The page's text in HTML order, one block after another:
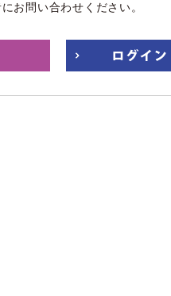
お問い合わせください。